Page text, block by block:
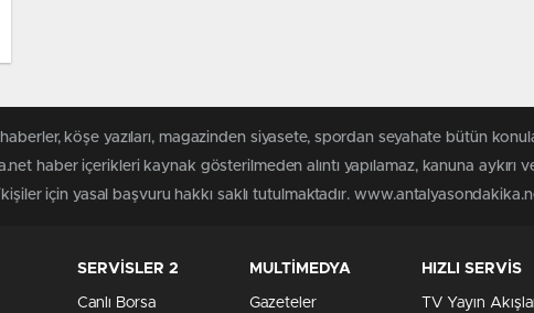
köşe yazıları, magazinden siyasete, spordan seyahate bütün
haber içerikleri kaynak gösterilmeden alıntı yapılamaz, kanuna aykırı
kişiler için yasal başvuru hakkı saklı tutulmaktadır.
SERVİSLER 2
Canlı Borsa
MULTİMEDYA
Gazeteler
HIZLI SERVİS
TV Yayın